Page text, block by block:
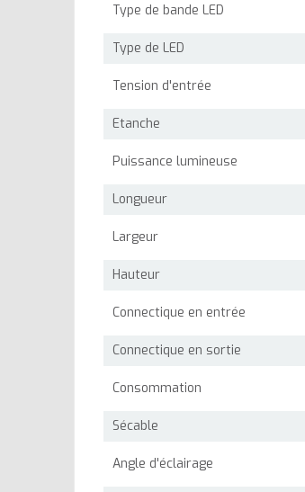
Type de bande LED
Type de LED
Tension d'entrée
Etanche
Puissance lumineuse
Longueur
Largeur
Hauteur
Connectique en entrée
Connectique en sortie
Consommation
Sécable
Angle d'éclairage